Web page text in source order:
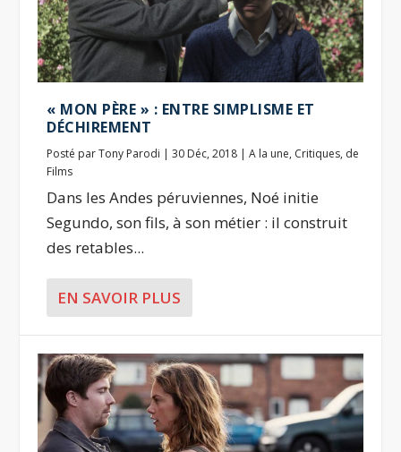
« MON PÈRE » : ENTRE SIMPLISME ET
DÉCHIREMENT
Posté parTony Parodi |30 Déc, 2018 |A la une, Critiques, de
Films
Dans les Andes péruviennes, Noé initie
Segundo, son fils, à son métier : il construit
des retables...
EN SAVOIR PLUS